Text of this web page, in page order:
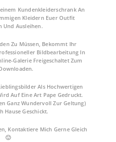
Kundenkleiderschrank An
Kleidern Euer Outfit
Und Ausleihen.
Zu Müssen, Bekommt Ihr
Bildbearbeitung In
Galerie Freigeschaltet Zum
Als Hochwertigen
Auf Eine Art Pape Gedruckt.
Ganz Wundervoll Zur Geltung)
Hause Geschickt.
Kontaktiere Mich Gerne Gleich
🙂